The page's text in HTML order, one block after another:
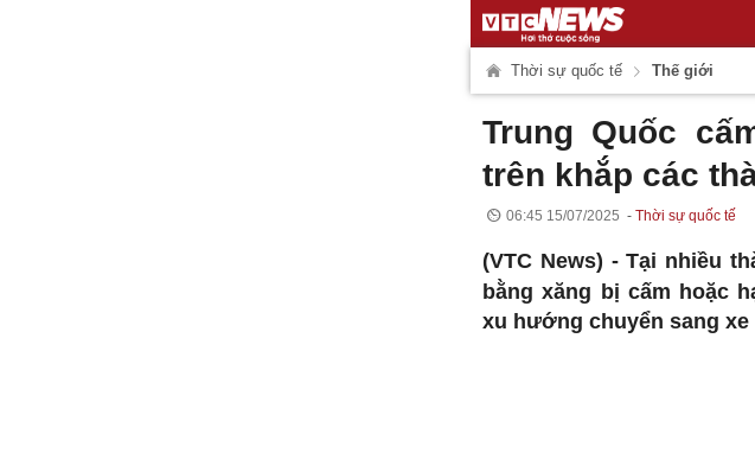
Thời sự quốc tế Thế giới
Trung Quốc
trên khắp các
06:45 15/07/2025 Thời sự quốc tế
(VTC News) -Tại nhiều
bằng xăng bị cấm hoặc
xu hướng chuyển sang xe